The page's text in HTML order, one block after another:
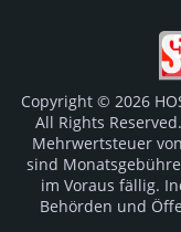
Copyright © 2026
All Rights
Mehrwertsteuer
sind
im Voraus fällig.
Behörden und